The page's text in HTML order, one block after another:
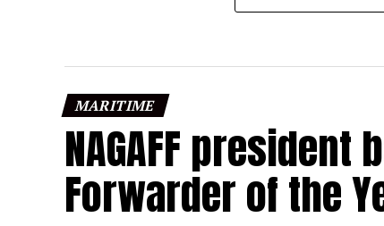
MARITIME
NAGAFF president
Forwarder of the